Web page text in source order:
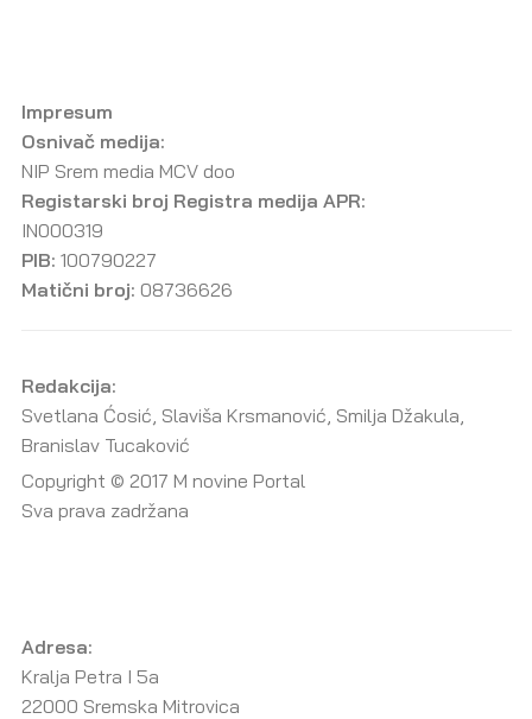
Impresum
Osnivač medija:
NIP Srem media MCV doo
Registarski broj Registra medija APR:
IN000319
PIB: 100790227
Matični broj: 08736626
Redakcija:
Svetlana Ćosić, Slaviša Krsmanović, Smilja Džakula,
Branislav Tucaković
Copyright © 2017 M novine Portal
Sva prava zadržana
Adresa:
Kralja Petra I 5a
22000 Sremska Mitrovica